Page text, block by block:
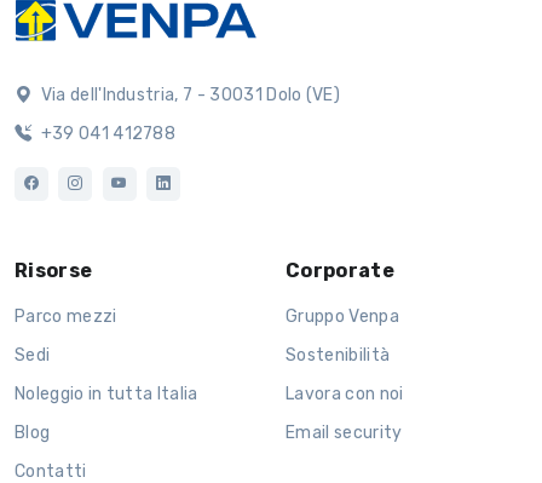
Via dell'Industria, 7 - 30031 Dolo (VE)
+39 041 412788
Risorse
Parco mezzi
Sedi
Noleggio in tutta Italia
Blog
Contatti
Corporate
Gruppo Venpa
Sostenibilità
Lavora con noi
Email security